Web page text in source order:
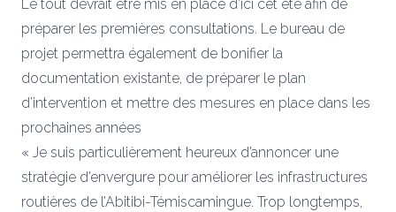
Le tout devrait être mis en place d’ici cet été afin de
préparer les premières consultations. Le bureau de
projet permettra également de bonifier la
documentation existante, de préparer le plan
d’intervention et mettre des mesures en place dans les
prochaines années
« Je suis particulièrement heureux d’annoncer une
stratégie d’envergure pour améliorer les infrastructures
routières de l’Abitibi-Témiscamingue. Trop longtemps,